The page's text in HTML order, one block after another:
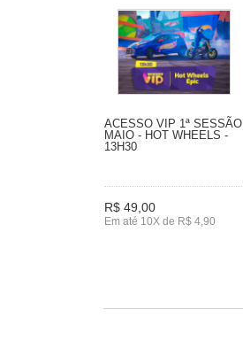
ACESSO VIP 1ª SESSÃO
MAIO - HOT WHEELS -
13H30
R$ 49,00
Em até 10X de R$ 4,90